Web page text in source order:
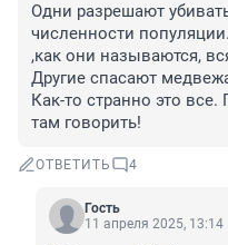
Одни разрешают
численности
,как они называются,
Другие спасают
Как-то странно это
там говорить!
ОТВЕТИТЬ 4
Гость
11 апреля 2025, 13:14